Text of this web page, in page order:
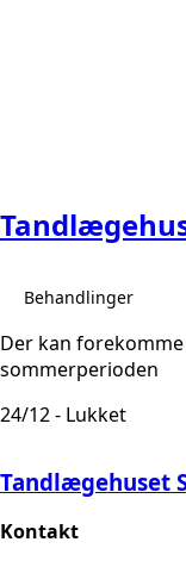
Behandlinger
Der kan
sommerperioden
24/12 - Lukket
Tandlægehuset
Kontakt